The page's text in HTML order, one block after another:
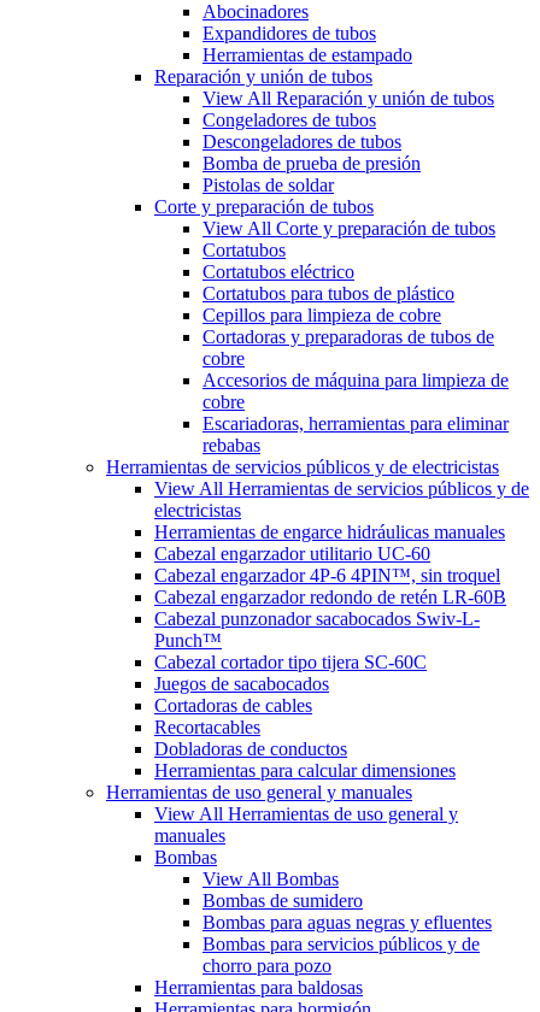
Abocinadores
Expandidores de tubos
Herramientas de estampado
Reparación y unión de tubos
View All Reparación y unión de tubos
Congeladores de tubos
Descongeladores de tubos
Bomba de prueba de presión
Pistolas de soldar
Corte y preparación de tubos
View All Corte y preparación de tubos
Cortatubos
Cortatubos eléctrico
Cortatubos para tubos de plástico
Cepillos para limpieza de cobre
Cortadoras y preparadoras de tubos de
cobre
Accesorios de máquina para limpieza de
cobre
Escariadoras, herramientas para eliminar
rebabas
Herramientas de servicios públicos y de electricistas
View All Herramientas de servicios públicos y de
electricistas
Herramientas de engarce hidráulicas manuales
Cabezal engarzador utilitario UC-60
Cabezal engarzador 4P-6 4PIN™, sin troquel
Cabezal engarzador redondo de retén LR-60B
Cabezal punzonador sacabocados Swiv-L-
Punch™
Cabezal cortador tipo tijera SC-60C
Juegos de sacabocados
Cortadoras de cables
Recortacables
Dobladoras de conductos
Herramientas para calcular dimensiones
Herramientas de uso general y manuales
View All Herramientas de uso general y
manuales
Bombas
View All Bombas
Bombas de sumidero
Bombas para aguas negras y efluentes
Bombas para servicios públicos y de
chorro para pozo
Herramientas para baldosas